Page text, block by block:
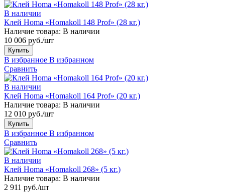
В наличии
Клей Homa «Homakoll 148 Prof» (28 кг.)
Наличие товара: В наличии
10 006 руб./шт
Купить
В избранное В избранном
Сравнить
В наличии
Клей Homa «Homakoll 164 Prof» (20 кг.)
Наличие товара: В наличии
12 010 руб./шт
Купить
В избранное В избранном
Сравнить
В наличии
Клей Homa «Homakoll 268» (5 кг.)
Наличие товара: В наличии
2 911 руб./шт